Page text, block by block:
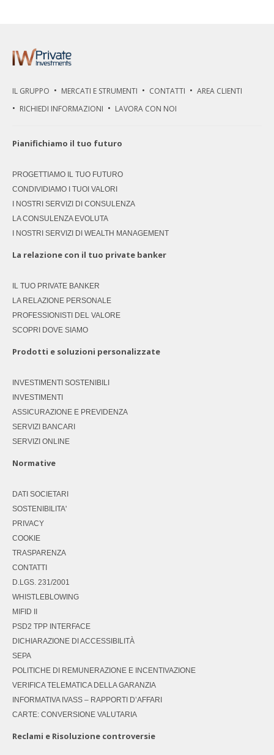
IL GRUPPO MERCATI E STRUMENTI CONTATTI
AREA CLIENTI
RICHIEDI INFORMAZIONI
LAVORA CON NOI
Pianifichiamo il tuo futuro
PROGETTIAMO IL TUO FUTURO
CONDIVIDIAMO I TUOI VALORI
I NOSTRI SERVIZI DI CONSULENZA
LA CONSULENZA EVOLUTA
I NOSTRI SERVIZI DI WEALTH MANAGEMENT
La relazione con il tuo private banker
IL TUO PRIVATE BANKER
LA RELAZIONE PERSONALE
PROFESSIONISTI DEL VALORE
SCOPRI DOVE SIAMO
Prodotti e soluzioni personalizzate
INVESTIMENTI SOSTENIBILI
INVESTIMENTI
ASSICURAZIONE E PREVIDENZA
SERVIZI BANCARI
SERVIZI ONLINE
Normative
DATI SOCIETARI
SOSTENIBILITA'
PRIVACY
COOKIE
TRASPARENZA
CONTATTI
D.LGS. 231/2001
WHISTLEBLOWING
MIFID II
PSD2 TPP INTERFACE
DICHIARAZIONE DI ACCESSIBILITÀ
SEPA
POLITICHE DI REMUNERAZIONE E INCENTIVAZIONE
VERIFICA TELEMATICA DELLA GARANZIA
INFORMATIVA IVASS – RAPPORTI D’AFFARI
CARTE: CONVERSIONE VALUTARIA
Reclami e Risoluzione controversie